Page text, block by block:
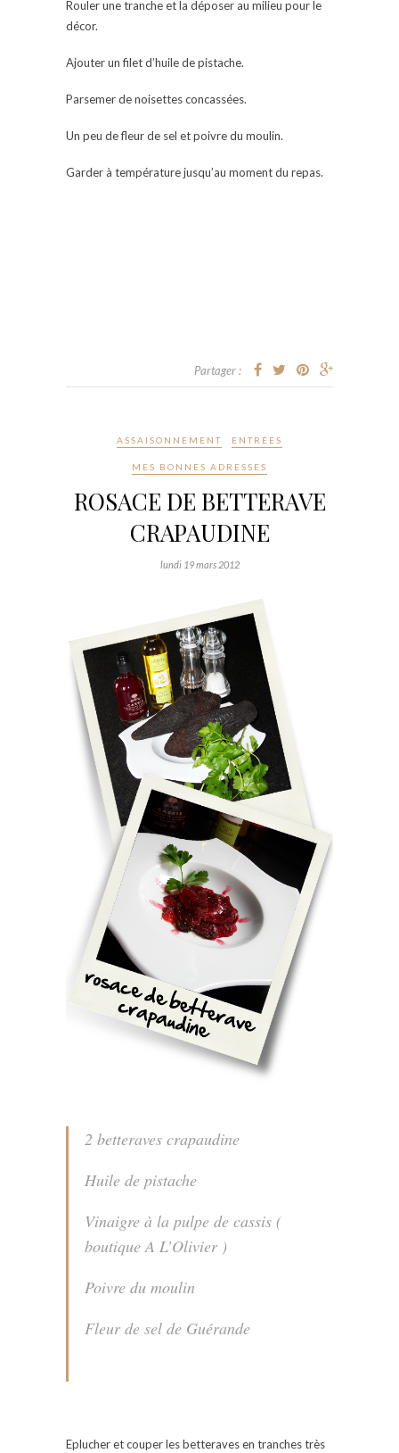
Rouler une tranche et la déposer au milieu pour le
décor.
Ajouter un filet d’huile de pistache.
Parsemer de noisettes concassées.
Un peu de fleur de sel et poivre du moulin.
Garder à température jusqu’au moment du repas.
Partager :
ASSAISONNEMENT ENTRÉES
MES BONNES ADRESSES
ROSACE DE BETTERAVE
CRAPAUDINE
lundi 19 mars 2012
2 betteraves crapaudine
Huile de pistache
Vinaigre à la pulpe de cassis (
boutique A L’Olivier )
Poivre du moulin
Fleur de sel de Guérande
Eplucher et couper les betteraves en tranches très